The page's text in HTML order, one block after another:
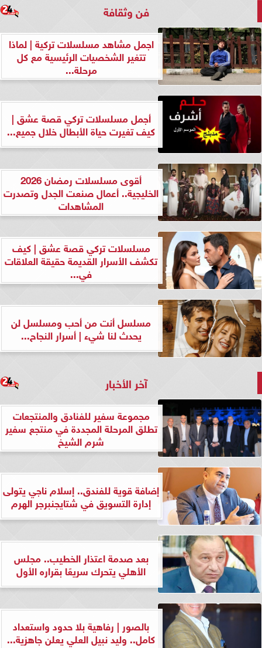
فن وثقافة
اجمل مشاهد مسلسلات تركية | لماذا
تتغير الشخصيات الرئيسية مع كل
مرحلة...
أجمل مسلسلات تركي قصة عشق |
كيف تغيرت حياة الأبطال خلال جميع...
أقوى مسلسلات رمضان 2026
الخليجية.. أعمال صنعت الجدل وتصدرت
المشاهدات
مسلسلات تركي قصة عشق | كيف
تكشف الأسرار القديمة حقيقة العلاقات
في...
مسلسل أنت من أحب ومسلسل لن
يحدث لنا شيء | أسرار النجاح...
آخر الأخبار
مجموعة سفير للفنادق والمنتجعات
تطلق المرحلة المجددة في منتجع سفير
شرم الشيخ
إضافة قوية للفندق.. إسلام ناجي يتولى
إدارة التسويق في شتايجنبرجر الهرم
بعد صدمة اعتذار الخطيب.. مجلس
الأهلي يتحرك سريعًا بقراره الأول
بالصور | رفاهية بلا حدود واستعداد
كامل.. وليد نبيل العلي يعلن جاهزية...